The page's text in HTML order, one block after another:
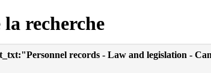
recherche
records - Law and legislation -